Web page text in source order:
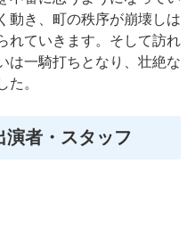
動き、町の秩序が崩壊しは
れていきます。そして訪れ
は一騎打ちとなり、壮絶な
た。
者・スタッフ